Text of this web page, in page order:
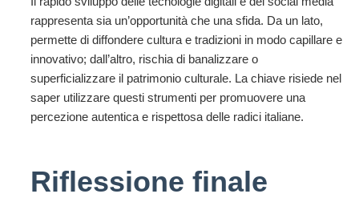
rappresenta sia un’opportunità che una sfida. Da un lato,
permette di diffondere cultura e tradizioni in modo capillare e
innovativo; dall’altro, rischia di banalizzare o
superficializzare il patrimonio culturale. La chiave risiede nel
saper utilizzare questi strumenti per promuovere una
percezione autentica e rispettosa delle radici italiane.
Riflessione finale